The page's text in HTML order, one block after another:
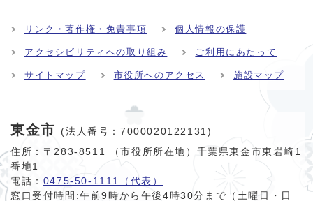
リンク・著作権・免責事項 個人情報の保護
アクセシビリティへの取り組み ご利用にあたって
サイトマップ 市役所へのアクセス 施設マップ
東金市
(法人番号：7000020122131)
住所：〒283-8511 （市役所所在地）千葉県東金市東岩崎1
番地1
電話： 0475-50-1111（代表）
窓口受付時間:午前9時から午後4時30分まで（土曜日・日